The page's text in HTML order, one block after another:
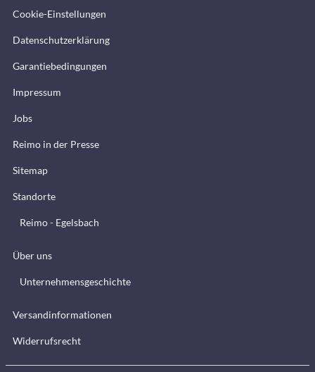
Cookie-Einstellungen
Datenschutzerklärung
Garantiebedingungen
Impressum
Jobs
Reimo in der Presse
Sitemap
Standorte
Reimo - Egelsbach
Über uns
Unternehmensgeschichte
Versandinformationen
Widerrufsrecht